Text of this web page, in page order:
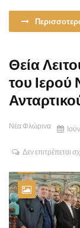
Θεία
του Ιερού
Νέα Φλώρινα
Δεν επιτρέπεται